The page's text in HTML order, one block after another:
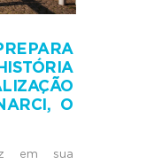
O
em sua